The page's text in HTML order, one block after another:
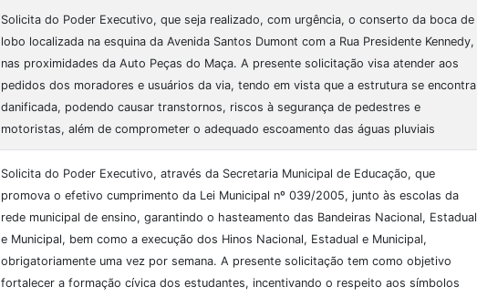
Solicita do Poder Executivo, que seja realizado, com urgência, o conserto da boca de
lobo localizada na esquina da Avenida Santos Dumont com a Rua Presidente Kennedy,
nas proximidades da Auto Peças do Maça. A presente solicitação visa atender aos
pedidos dos moradores e usuários da via, tendo em vista que a estrutura se encontra
danificada, podendo causar transtornos, riscos à segurança de pedestres e
motoristas, além de comprometer o adequado escoamento das águas pluviais
Solicita do Poder Executivo, através da Secretaria Municipal de Educação, que
promova o efetivo cumprimento da Lei Municipal nº 039/2005, junto às escolas da
rede municipal de ensino, garantindo o hasteamento das Bandeiras Nacional, Estadual
e Municipal, bem como a execução dos Hinos Nacional, Estadual e Municipal,
obrigatoriamente uma vez por semana. A presente solicitação tem como objetivo
fortalecer a formação cívica dos estudantes, incentivando o respeito aos símbolos